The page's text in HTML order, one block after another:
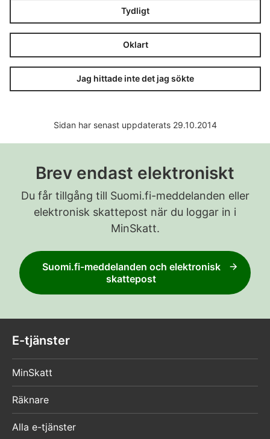
Tydligt
Oklart
Jag hittade inte det jag sökte
Sidan har senast uppdaterats 29.10.2014
Brev endast elektroniskt
Du får tillgång till Suomi.fi-meddelanden eller
elektronisk skattepost när du loggar in i
MinSkatt.
Suomi.fi-meddelanden och elektronisk
skattepost
E-tjänster
MinSkatt
Räknare
Alla e-tjänster